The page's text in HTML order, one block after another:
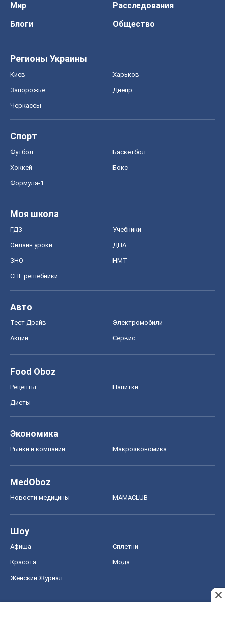
Мир
Расследования
Блоги
Общество
Регионы Украины
Киев Харьков
Запорожье Днепр
Черкассы
Спорт
Футбол Баскетбол
Хоккей Бокс
Формула-1
Моя школа
ГДЗ Учебники
Онлайн уроки ДПА
ЗНО НМТ
СНГ решебники
Авто
Тест Драйв Электромобили
Акции Сервис
Food Oboz
Рецепты Напитки
Диеты
Экономика
Рынки и компании Mакроэкономика
MedOboz
Новости медицины MAMACLUB
Шоу
Афиша Сплетни
Красота Мода
Женский Журнал